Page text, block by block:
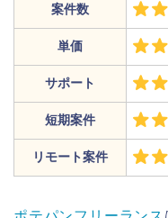
案件数
単価
サポート
短期案件
リモート案件